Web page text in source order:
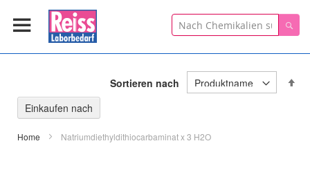
Suche
Home Natriumdiethyldithiocarbaminat x 3 H2O
Sortieren nach
Einkaufen nach